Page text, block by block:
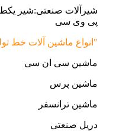
شیرآلات صنعتی:شیر
پی وی سی
"انواع ماشین آلات خط
ماشین سی ان سی
ماشین پرس
ماشین ترانسفر
دریل صنعتی